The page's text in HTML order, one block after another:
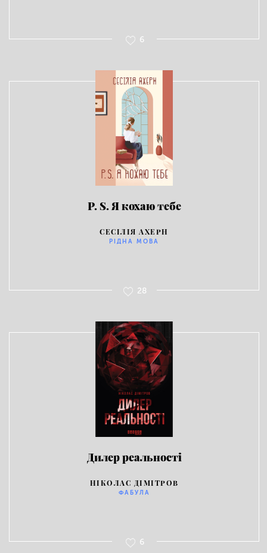
6
P. S. Я кохаю тебе
СЕСІЛІЯ АХЕРН
РІДНА МОВА
28
Дилер реальності
НІКОЛАС ДІМІТРОВ
ФАБУЛА
6